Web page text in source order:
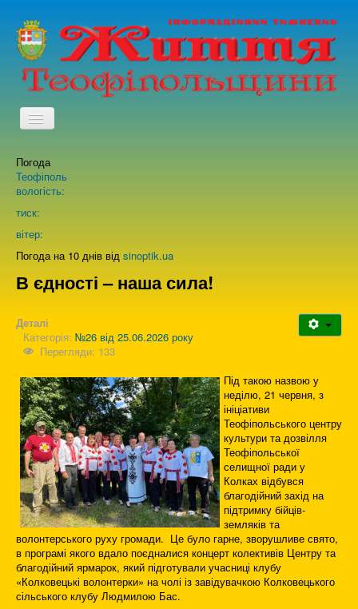
TPL_PROTOSTAR_TOGGLE_MENU
Про нас
Погода
Теофіполь
вологість:
тиск:
вітер:
Погода на 10 днів від sinoptik.ua
В єдності – наша сила!
Деталі
Категорія: №26 від 25.06.2026 року
Перегляди: 133
Під такою назвою у
неділю, 21 червня, з
ініціативи
Теофіпольського центру
культури та дозвілля
Теофіпольської
селищної ради у
Колках відбувся
благодійний захід на
підтримку бійців-
земляків та
волонтерського руху громади. Це було гарне, зворушливе свято,
в програмі якого вдало поєдналися концерт колективів Центру та
благодійний ярмарок, який підготували учасниці клубу
«Колковецькі волонтерки» на чолі із завідувачкою Колковецького
сільського клубу Людмилою Бас.